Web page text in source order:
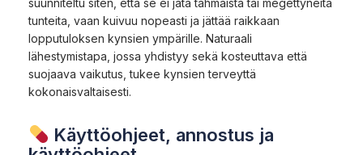
tunteita, vaan kuivuu nopeasti ja jättää raikkaan
lopputuloksen kynsien ympärille. Naturaali
lähestymistapa, jossa yhdistyy sekä kosteuttava että
suojaava vaikutus, tukee kynsien terveyttä
kokonaisvaltaisesti.
Käyttöohjeet, annostus ja